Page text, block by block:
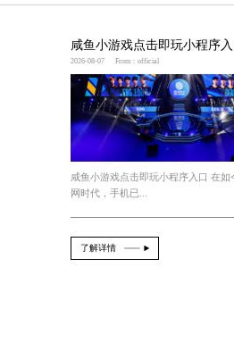
实（AR）技术
实（AR）技术的发展将对游
以通过头部追踪设备来与游
戏设计将继续保持快速的发
的游戏体验。UI游戏设计师
想做电竞选手
搬砖的3d游戏有哪些